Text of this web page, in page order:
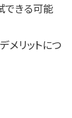
できる可能
メリットにつ